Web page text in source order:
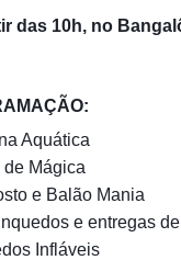
das 10h, no
Aquática
Mágica
e Balão Mania
e entregas
Infláveis